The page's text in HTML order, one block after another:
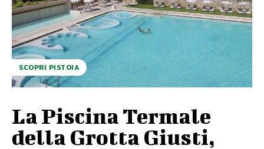
SCOPRI PISTOIA
La Piscina Termale
della Grotta Giusti,